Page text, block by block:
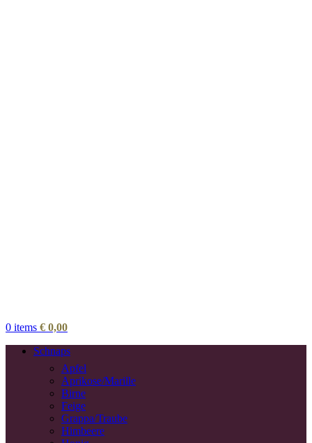
0 items € 0,00
Schnaps
Apfel
Aprikose/Marille
Birne
Feige
Grappa/Traube
Himbeere